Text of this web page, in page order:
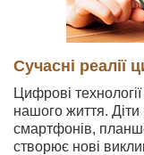
Сучасні реалії
Цифрові
нашого життя.
смартфонів,
створює нові